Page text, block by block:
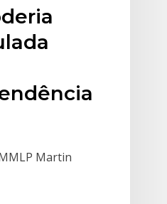
Martin